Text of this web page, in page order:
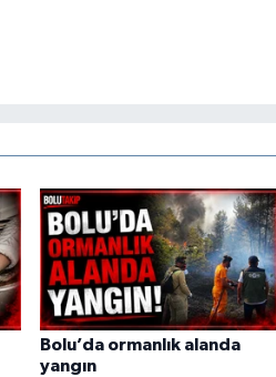
Bolu’da ormanlık alanda
yangın